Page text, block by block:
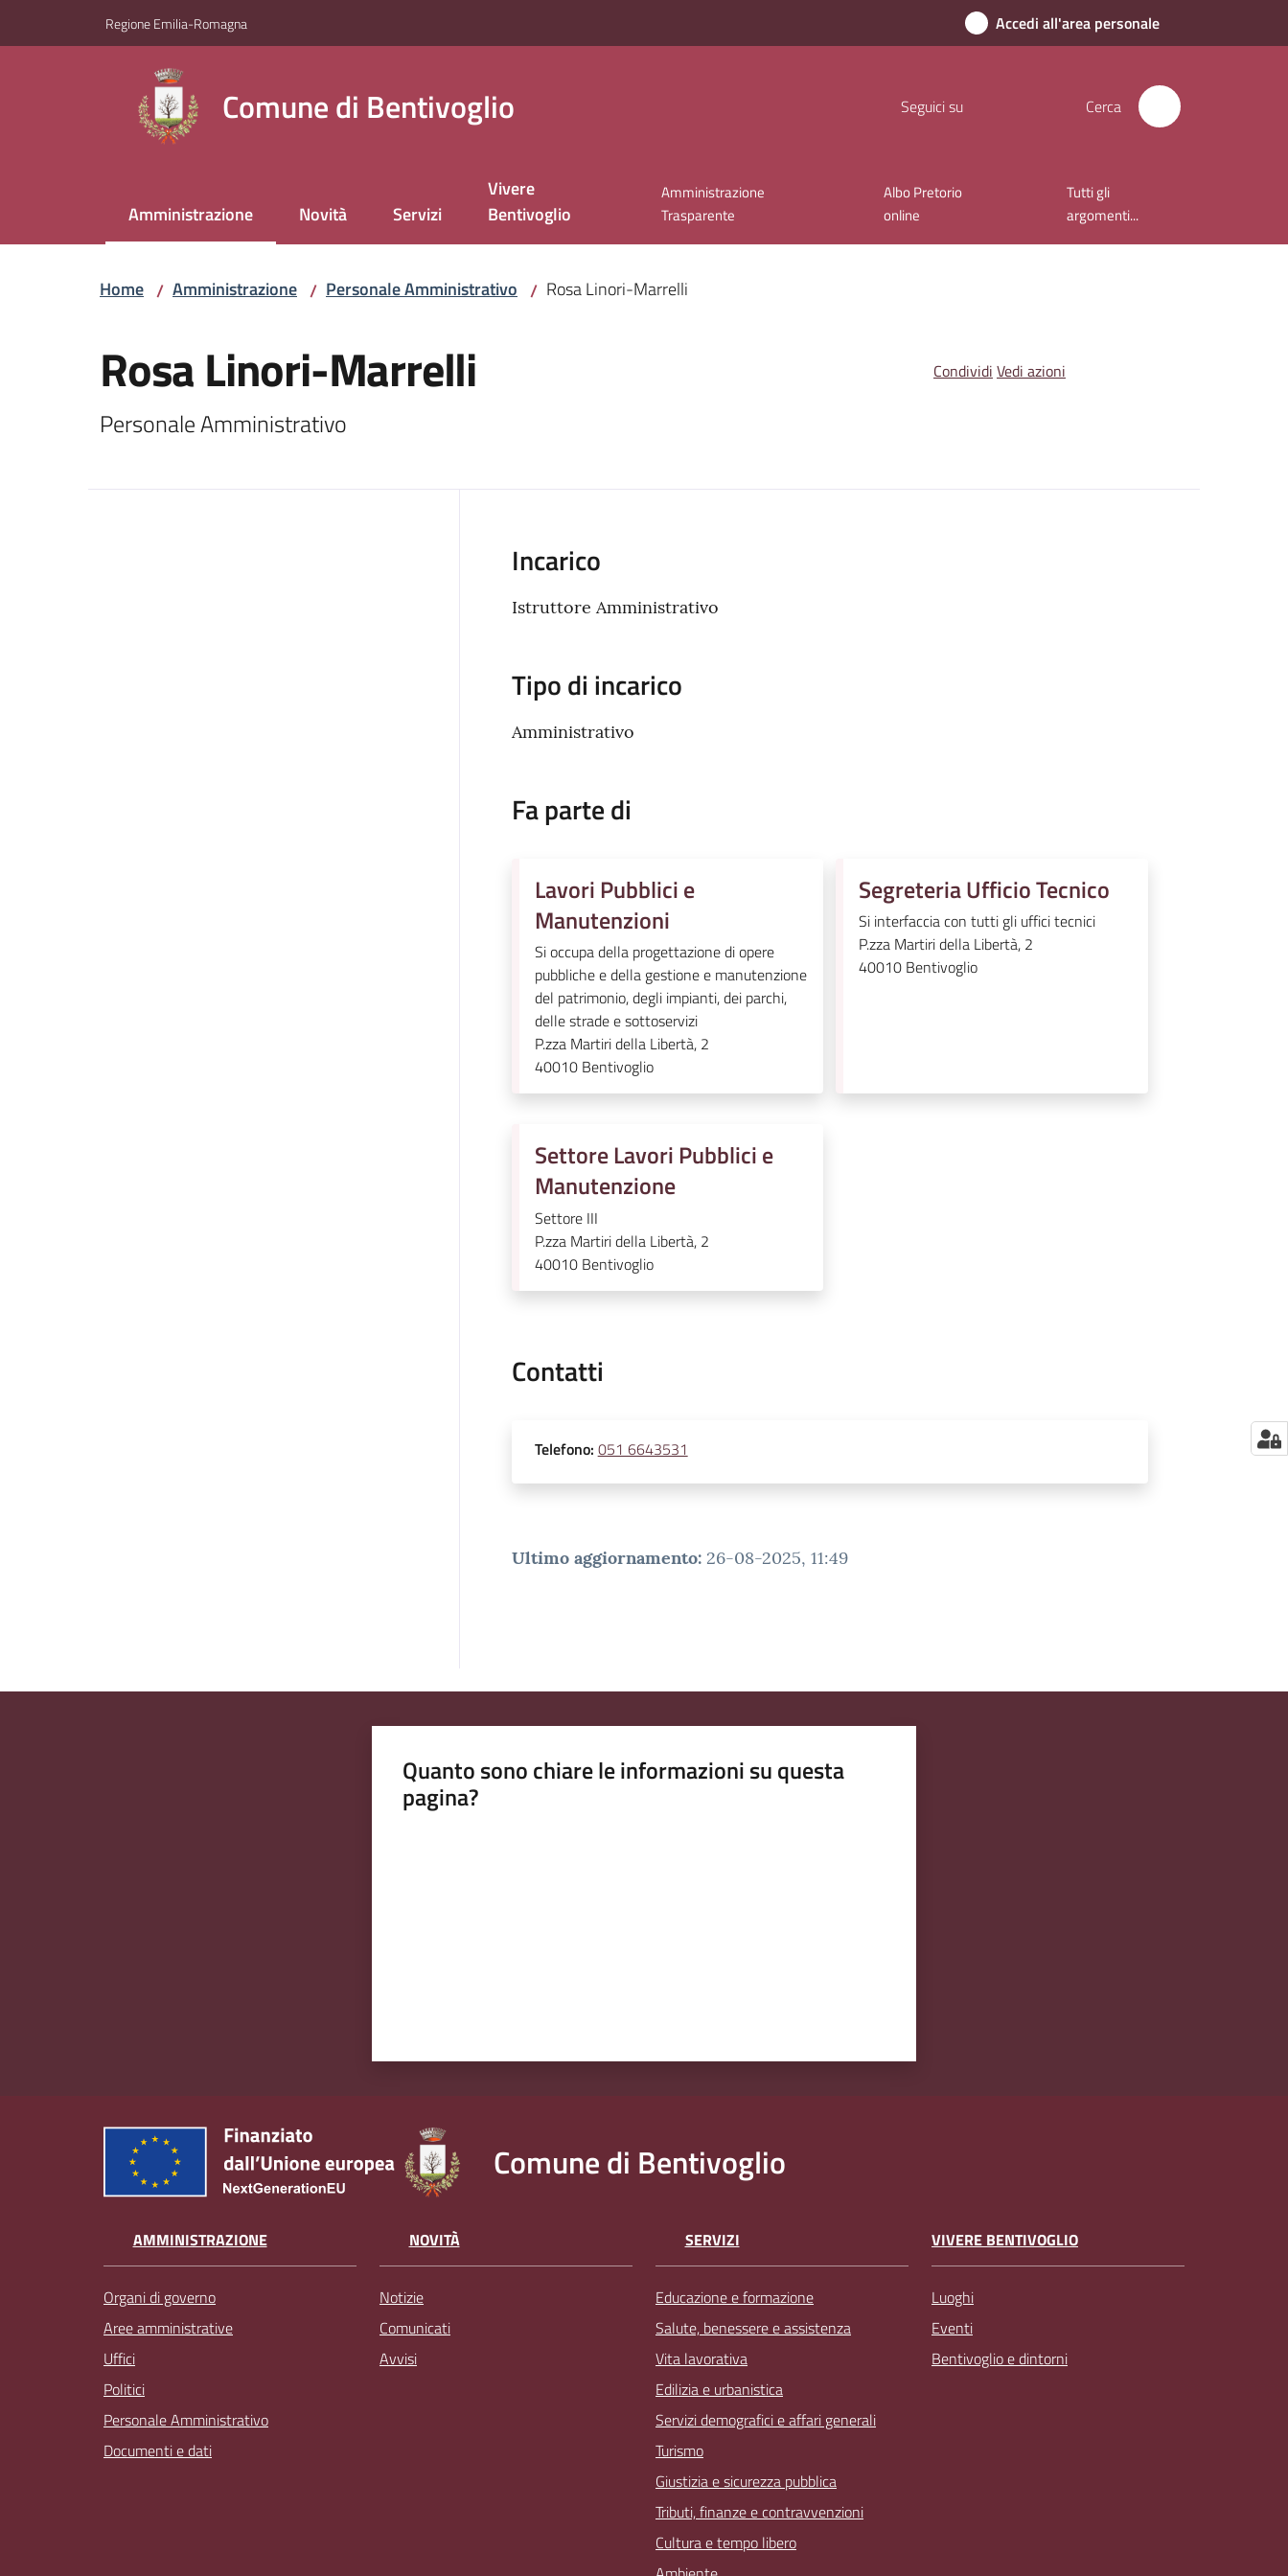
Regione Emilia-Romagna Accedi all'area personale
Comune di Bentivoglio Seguici su Cerca
Amministrazione
Menu selezionato Novità Servizi
Vivere
Bentivoglio
Amministrazione
Trasparente
Albo Pretorio
online
Tutti gli
argomenti...
Home / Amministrazione / Personale Amministrativo / Rosa Linori-Marrelli
Rosa Linori-Marrelli
Personale Amministrativo
Condividi Vedi azioni
Incarico
Istruttore Amministrativo
Tipo di incarico
Amministrativo
Fa parte di
Lavori Pubblici e
Manutenzioni
Si occupa della progettazione di opere
pubbliche e della gestione e manutenzione
del patrimonio, degli impianti, dei parchi,
delle strade e sottoservizi
P.zza Martiri della Libertà, 2
40010 Bentivoglio
Segreteria Ufficio Tecnico
Si interfaccia con tutti gli uffici tecnici
P.zza Martiri della Libertà, 2
40010 Bentivoglio
Settore Lavori Pubblici e
Manutenzione
Settore III
P.zza Martiri della Libertà, 2
40010 Bentivoglio
Contatti
Telefono: 051 6643531
Ultimo aggiornamento: 26-08-2025, 11:49
Quanto sono chiare le informazioni su questa
pagina?
Comune di Bentivoglio
AMMINISTRAZIONE
Organi di governo
Aree amministrative
Uffici
Politici
Personale Amministrativo
Documenti e dati
NOVITÀ
Notizie
Comunicati
Avvisi
SERVIZI
Educazione e formazione
Salute, benessere e assistenza
Vita lavorativa
Edilizia e urbanistica
Servizi demografici e affari generali
Turismo
Giustizia e sicurezza pubblica
Tributi, finanze e contravvenzioni
Cultura e tempo libero
VIVERE BENTIVOGLIO
Luoghi
Eventi
Bentivoglio e dintorni